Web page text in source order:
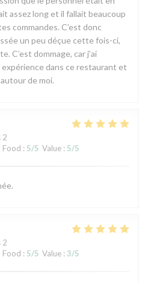
assez long et il fallait beaucoup
commandes. C’est donc
un peu déçue cette fois-ci,
C’est dommage, car j’ai
dans ce restaurant et
de moi.
2
Food : 5/5 Value : 5/5
2
Food : 5/5 Value : 3/5